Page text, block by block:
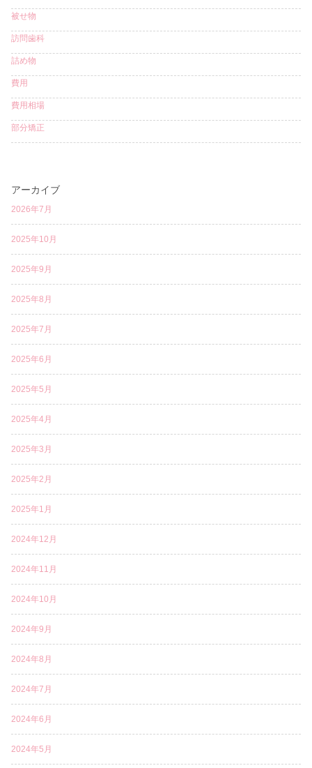
被せ物
訪問歯科
詰め物
費用
費用相場
部分矯正
アーカイブ
2026年7月
2025年10月
2025年9月
2025年8月
2025年7月
2025年6月
2025年5月
2025年4月
2025年3月
2025年2月
2025年1月
2024年12月
2024年11月
2024年10月
2024年9月
2024年8月
2024年7月
2024年6月
2024年5月